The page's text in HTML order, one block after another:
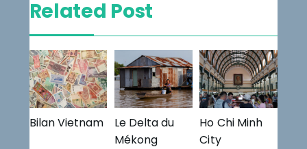
l’article
Related Post
Bilan Vietnam
Le Delta du
Mékong
Ho Chi Minh
City